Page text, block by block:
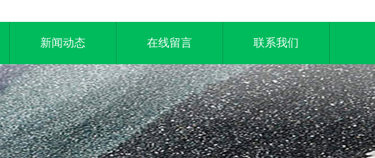
新闻动态 在线留言 联系我们